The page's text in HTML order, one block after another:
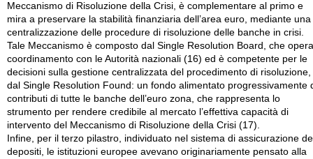
Meccanismo di Risoluzione della Crisi, è complementare al primo e
mira a preservare la stabilità finanziaria dell’area euro, mediante una
centralizzazione delle procedure di risoluzione delle banche in crisi.
Tale Meccanismo è composto dal Single Resolution Board, che
coordinamento con le Autorità nazionali (16) ed è competente per le
decisioni sulla gestione centralizzata del procedimento di risoluzione,
dal Single Resolution Found: un fondo alimentato progressivamente
contributi di tutte le banche dell’euro zona, che rappresenta lo
strumento per rendere credibile al mercato l’effettiva capacità di
intervento del Meccanismo di Risoluzione della Crisi (17).
Infine, per il terzo pilastro, individuato nel sistema di assicurazione
depositi, le istituzioni europee avevano originariamente pensato alla